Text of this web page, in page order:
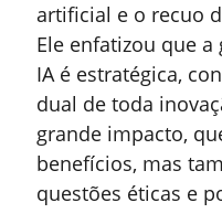
artificial e o recuo
Ele enfatizou que
IA é estratégica,
dual de toda
grande impacto,
benefícios, mas
questões éticas e